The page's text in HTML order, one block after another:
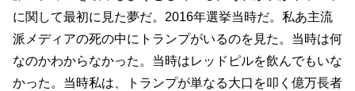
に関して最初に見た夢だ。2016年選挙当時だ。私あ主流
派メディアの死の中にトランプがいるのを見た。当時は何
なのかわからなかった。当時はレッドピルを飲んでもいな
かった。当時私は、トランプが単なる大口を叩く億万長者